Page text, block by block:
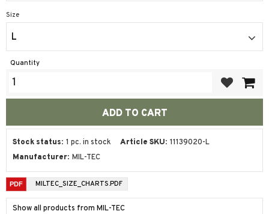
Size
L
Quantity
Stock status 1 pc. in stock Article SKU 11139020-L
Manufacturer MIL-TEC
MILTEC_SIZE_CHARTS.PDF
Show all products from MIL-TEC